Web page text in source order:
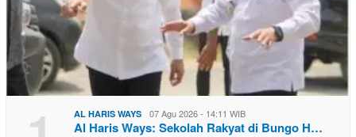
AL HARIS WAYS 07 Agu 2026 - 14:11 WIB
Al Haris Ways: Sekolah Rakyat di Bungo H…